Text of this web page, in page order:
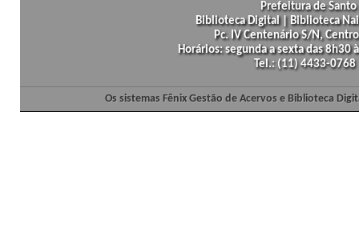
Prefeitura de
Biblioteca Digital | Biblioteca
Pc. IV Centenário S/N,
Horários: segunda a sexta das
Tel.: (11) 4433-
Os sistemas Fênix Gestão de Acervos e Biblioteca